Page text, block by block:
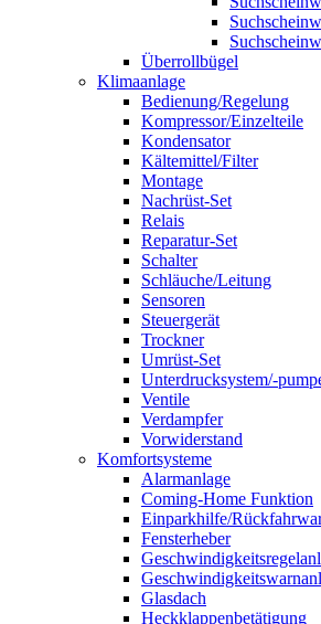
Überrollbügel
Klimaanlage
Bedienung/Regelung
Kompressor/Einzelteile
Kondensator
Kältemittel/Filter
Montage
Nachrüst-Set
Relais
Reparatur-Set
Schalter
Schläuche/Leitung
Sensoren
Steuergerät
Trockner
Umrüst-Set
Unterdrucksystem/-
Ventile
Verdampfer
Vorwiderstand
Komfortsysteme
Alarmanlage
Coming-Home Funktion
Einparkhilfe/
Fensterheber
Glasdach
Heckklappenbetätigung